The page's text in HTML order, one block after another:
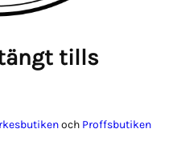
tills
och Proffsbutiken